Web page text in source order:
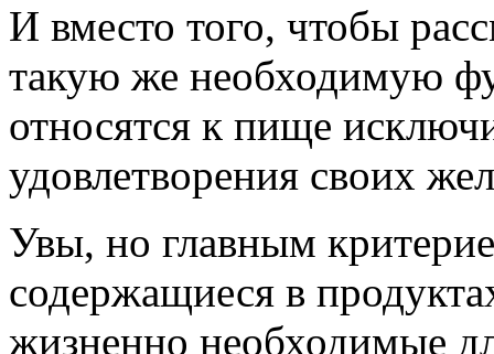
И вместо того, чтобы
такую же необходимую
относятся к пище
удовлетворения своих
Увы, но главным
содержащиеся в
жизненно необходимые